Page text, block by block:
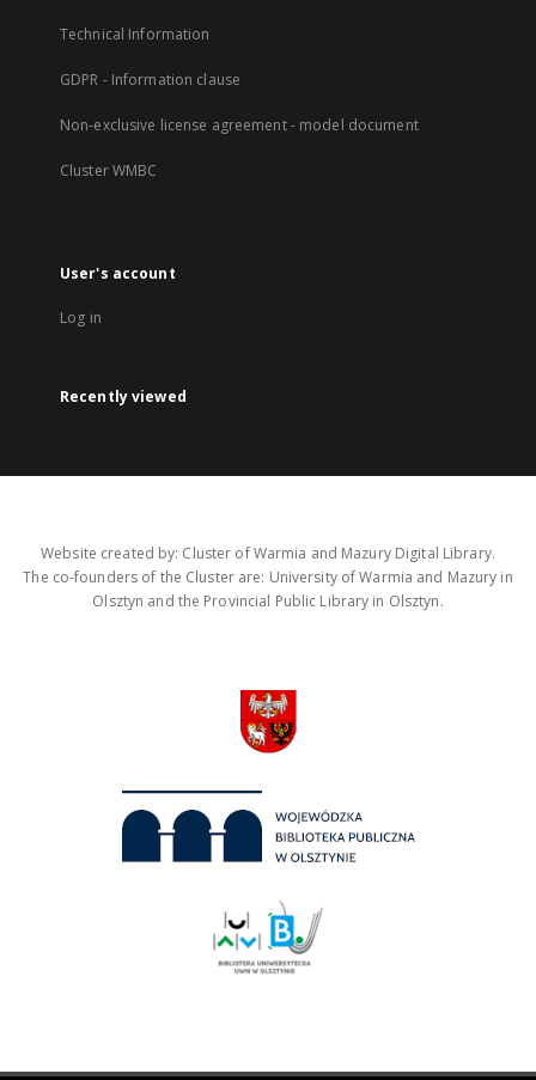
Technical Information
GDPR - Information clause
Non-exclusive license agreement - model document
Cluster WMBC
User's account
Log in
Recently viewed
Website created by: Cluster of Warmia and Mazury Digital Library.
The co-founders of the Cluster are: University of Warmia and Mazury in
Olsztyn and the Provincial Public Library in Olsztyn.